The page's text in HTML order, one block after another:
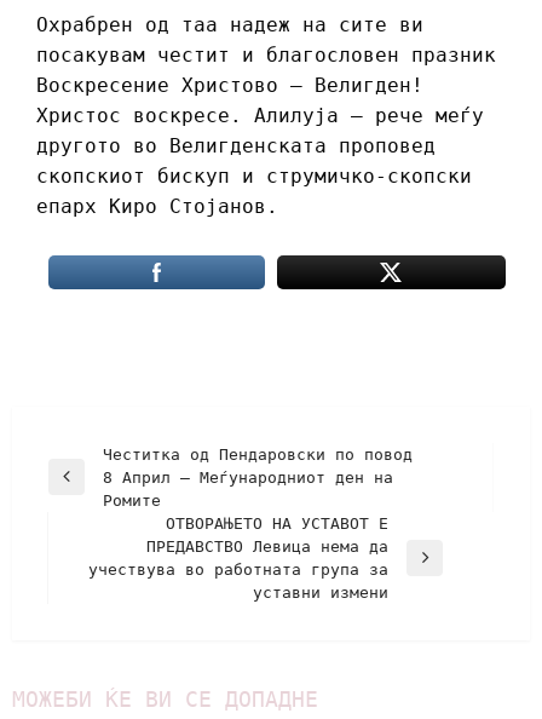
Охрабрен од таа надеж на сите ви
посакувам честит и благословен празник
Воскресение Христово – Велигден!
Христос воскресе. Алилуја – рече меѓу
другото во Велигденската проповед
скопскиот бискуп и струмичко-скопски
епарх Киро Стојанов.
Честитка од Пендаровски по повод
8 Април ‒ Меѓународниот ден на
Ромите
ОТВОРАЊЕТО НА УСТАВОТ Е
ПРЕДАВСТВО Левица немa дa
учествува во работната група за
уставни измени
МОЖЕБИ ЌЕ ВИ СЕ ДОПАДНЕ